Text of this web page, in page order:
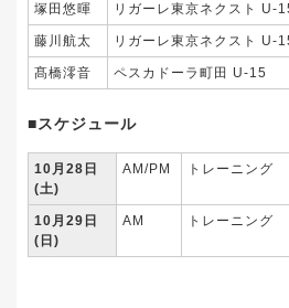
塚田悠暉 リガーレ東京ネクスト U-
藤川航太 リガーレ東京ネクスト U-
髙橋澪音 ペスカドーラ町田 U-15
■スケジュール
10月28日
(土)
AM/PM トレーニング
10月29日
(日)
AM トレーニング